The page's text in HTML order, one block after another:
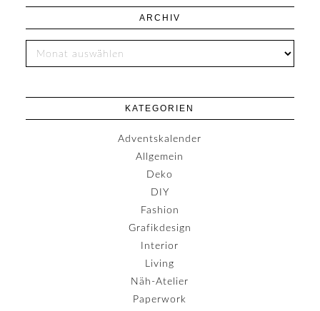
ARCHIV
KATEGORIEN
Adventskalender
Allgemein
Deko
DIY
Fashion
Grafikdesign
Interior
Living
Näh-Atelier
Paperwork